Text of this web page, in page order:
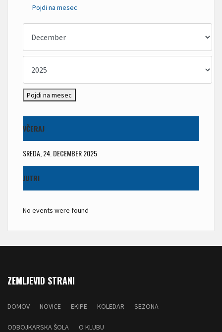
Pojdi na mesec
Pojdi na mesec
VČERAJ
SREDA, 24. DECEMBER 2025
JUTRI
No events were found
ZEMLJEVID STRANI
DOMOV NOVICE EKIPE KOLEDAR SEZONA
ODBOJKARSKA ŠOLA O KLUBU